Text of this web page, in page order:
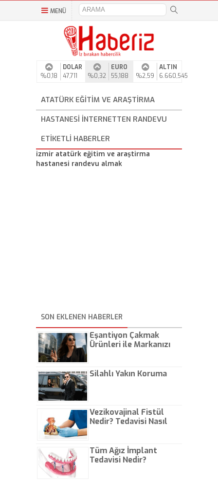
MENÜ
%0,18
DOLAR
47,711
%0,32
EURO
55,188
%2,59
ALTIN
6.660,545
ATATÜRK EĞITIM VE ARAŞTIRMA
HASTANESI INTERNETTEN RANDEVU
ETIKETLI HABERLER
izmir atatürk eğitim ve araştirma
hastanesi randevu almak
SON EKLENEN HABERLER
Eşantiyon Çakmak
Ürünleri ile Markanızı
Silahlı Yakın Koruma
Vezikovajinal Fistül
Nedir? Tedavisi Nasıl
Tüm Ağız İmplant
Tedavisi Nedir?